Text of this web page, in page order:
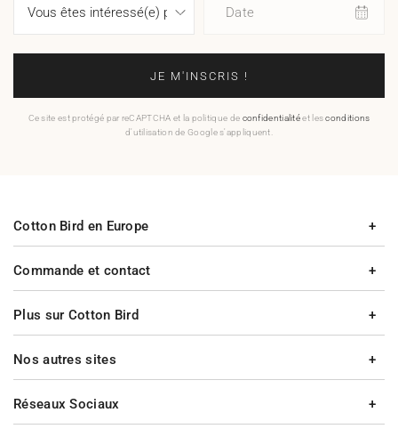
Date
JE M'INSCRIS !
Ce site est protégé par reCAPTCHA et la politique de confidentialitéet lesconditions
d'utilisation de Google s'appliquent.
Commande et contact
Plus sur Cotton Bird
Cotton Bird en Europe
Nos autres sites
Réseaux Sociaux